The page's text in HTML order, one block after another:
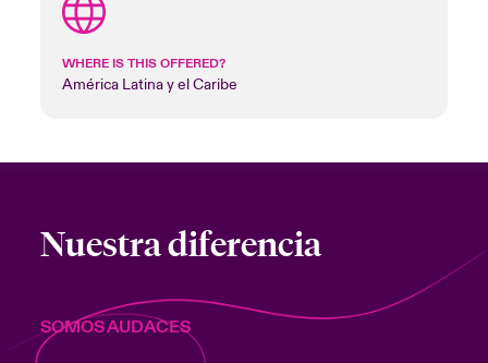
WHERE IS THIS OFFERED?
América Latina y el Caribe
Nuestra diferencia
SOMOS AUDACES